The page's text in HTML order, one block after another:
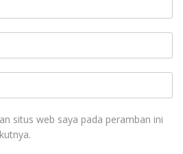
situs web saya pada peramban ini